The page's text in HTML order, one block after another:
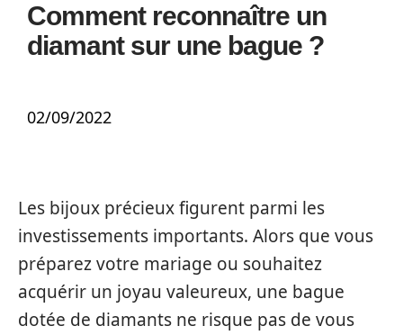
Comment reconnaître un
diamant sur une bague ?
02/09/2022
Les bijoux précieux figurent parmi les
investissements importants. Alors que vous
préparez votre mariage ou souhaitez
acquérir un joyau valeureux, une bague
dotée de diamants ne risque pas de vous